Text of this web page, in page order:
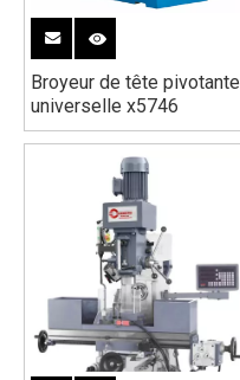
Broyeur de tête pivotante
universelle x5746